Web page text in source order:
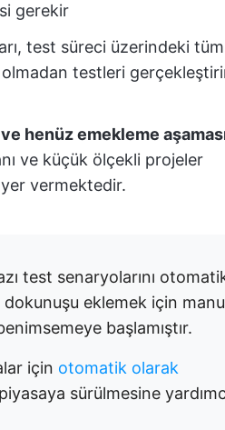
gerekir
test süreci üzerindeki tüm
testleri
henüz emekleme
ve küçük ölçekli projeler
vermektedir.
test senaryolarını
eklemek için
başlamıştır.
için otomatik olarak
sürülmesine